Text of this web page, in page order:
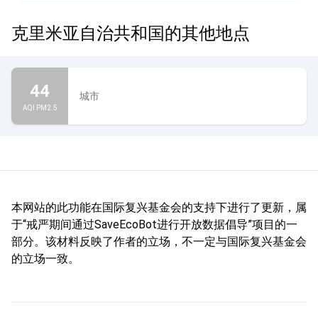
克里米亚自治共和国的其他地点
44
AQI PM2.5
城市
本网站的此功能在国际复兴基金会的支持下进行了更新，属
于“戒严期间通过SaveEcoBot进行开放数据倡导”项目的一
部分。该材料反映了作者的立场，不一定与国际复兴基金会
的立场一致。